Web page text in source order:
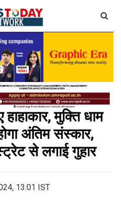
हाहाकार, मुक्ति धाम
अंतिम संस्कार,
से लगाई गुहार
13:01 IST